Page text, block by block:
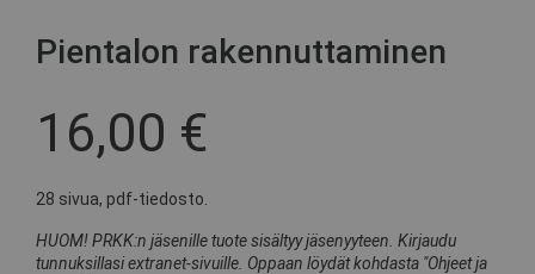
Pientalon rakennuttaminen
16,00 €
28 sivua, pdf-tiedosto.
HUOM!PRKK:n jäsenille tuote sisältyy jäsenyyteen. Kirjaudu
tunnuksillasi extranet-sivuille. Oppaan löydät kohdasta "Ohjeet ja